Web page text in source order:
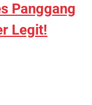
Panggang
Legit!